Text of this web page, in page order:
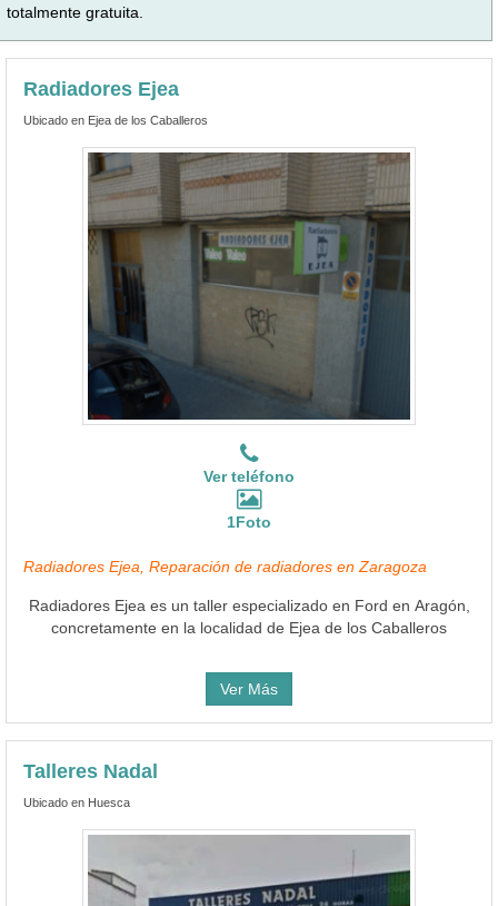
totalmente gratuita.
Radiadores Ejea
Ubicado en Ejea de los Caballeros
Ver teléfono
1Foto
Radiadores Ejea, Reparación de radiadores en Zaragoza
Radiadores Ejea es un taller especializado en Ford en Aragón,
concretamente en la localidad de Ejea de los Caballeros
Ver Más
Talleres Nadal
Ubicado en Huesca